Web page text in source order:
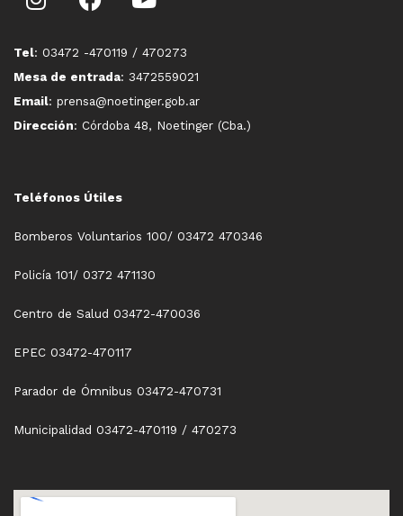
Tel: 03472 -470119 / 470273
Mesa de entrada: 3472559021
Email: prensa@noetinger.gob.ar
Dirección: Córdoba 48, Noetinger (Cba.)
Teléfonos Útiles
Bomberos Voluntarios 100/ 03472 470346
Policía 101/ 0372 471130
Centro de Salud 03472-470036
EPEC 03472-470117
Parador de Ómnibus 03472-470731
Municipalidad 03472-470119 / 470273